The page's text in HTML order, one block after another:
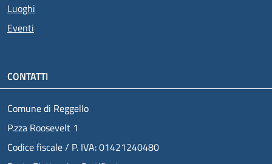
Luoghi
Eventi
CONTATTI
Comune di Reggello
P.zza Roosevelt 1
Codice fiscale / P. IVA: 01421240480